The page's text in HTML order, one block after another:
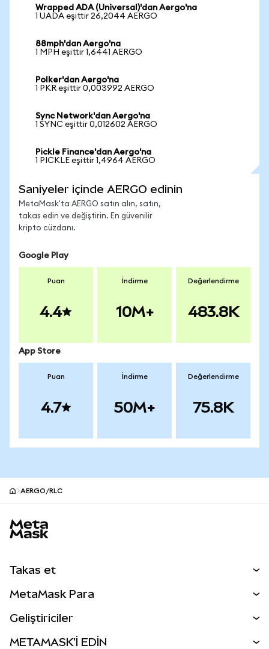
Wrapped ADA (Universal)'dan Aergo'na
1 UADA eşittir 26,2044 AERGO
88mph'dan Aergo'na
1 MPH eşittir 1,6441 AERGO
Polker'dan Aergo'na
1 PKR eşittir 0,003992 AERGO
Sync Network'dan Aergo'na
1 SYNC eşittir 0,012602 AERGO
Pickle Finance'dan Aergo'na
1 PICKLE eşittir 1,4964 AERGO
Saniyeler içinde AERGO edinin
MetaMask'ta AERGO satın alın, satın,
takas edin ve değiştirin. En güvenilir
kripto cüzdanı.
Google Play
Puan
4.4
İndirme
10M+
Değerlendirme
483.8K
App Store
Puan
4.7
İndirme
50M+
Değerlendirme
75.8K
AERGO/RLC
Takas et
Perps
MetaMask Para
Geliştiriciler
METAMASK'İ EDİN